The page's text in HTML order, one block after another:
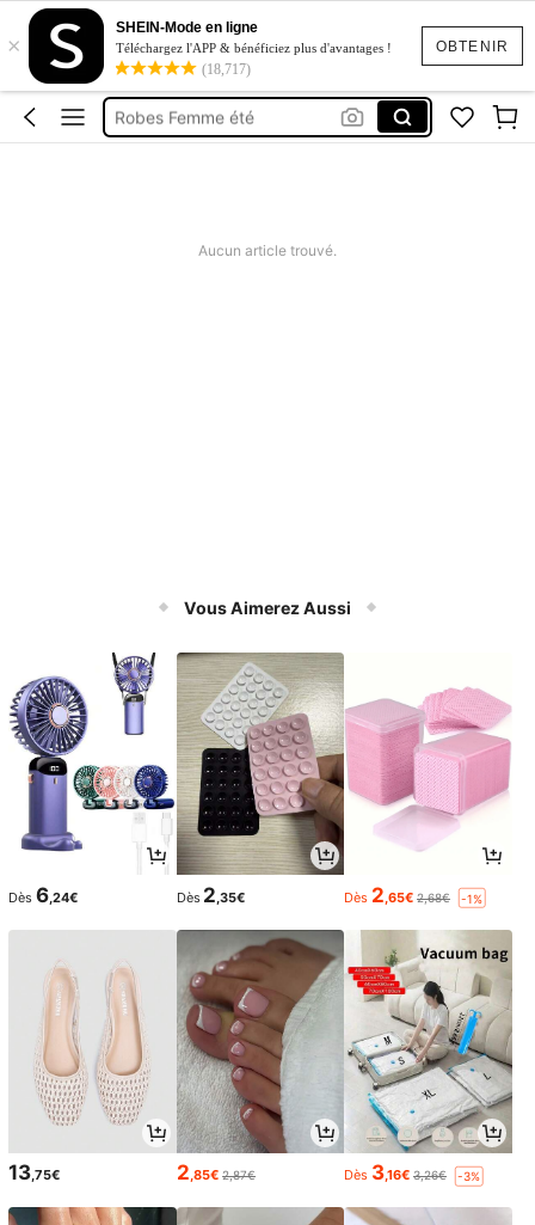
OBTENIR
×
SHEIN-Mode en ligne
Téléchargez l'APP & bénéficiez plus d'avantages !
(18,717)
Maillot De Bain Femme
Squishy
Maillot De Bain 2 Pieces
Robes Femme été
Aucun article trouvé.
Vous Aimerez Aussi
Dès 6,24€ Dès 2 ,35€ Dès 2 ,65€ 2,68€ -1%
13,75€ 2,85€ 2,87€ Dès 3,16€ 3,26€ -3%